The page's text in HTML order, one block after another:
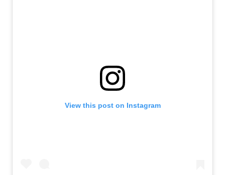
View this post on Instagram